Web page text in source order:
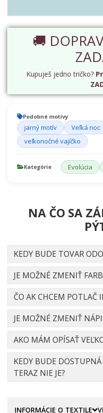
🚚
Kupuješ jedno tričko?
Podobné motívy
jarný motív Veľká noc
veľkonočné vajíčko
Kategórie Evolúcia
NA ČO SA
KEDY BUDE TOVAR
JE MOŽNÉ ZMENIŤ
ČO AK CHCEM POTLAČ
JE MOŽNÉ ZMENIŤ
AKO MÁM OPÍSAŤ
KEDY BUDE
TERAZ NIE JE?
INFORMÁCIE O TEXTILE